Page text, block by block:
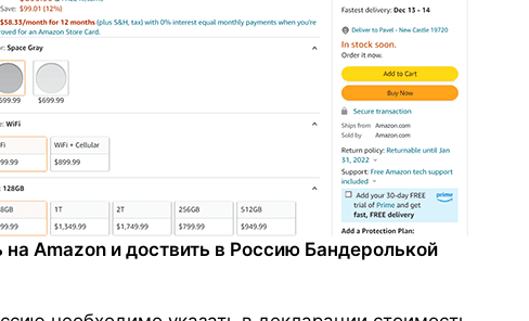
Amazon и доствить в Россию Бандеролькой